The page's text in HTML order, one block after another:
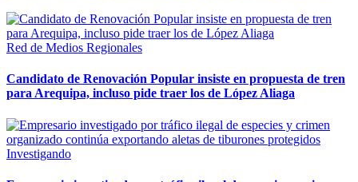
Red de Medios Regionales
Candidato de Renovación Popular insiste en propuesta de tren
para Arequipa, incluso pide traer los de López Aliaga
Investigando